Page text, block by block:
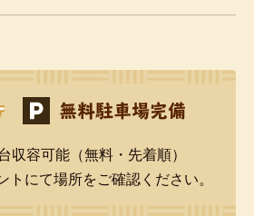
無料駐車場完備
収容可能（無料・先着順）
トにて場所をご確認ください。